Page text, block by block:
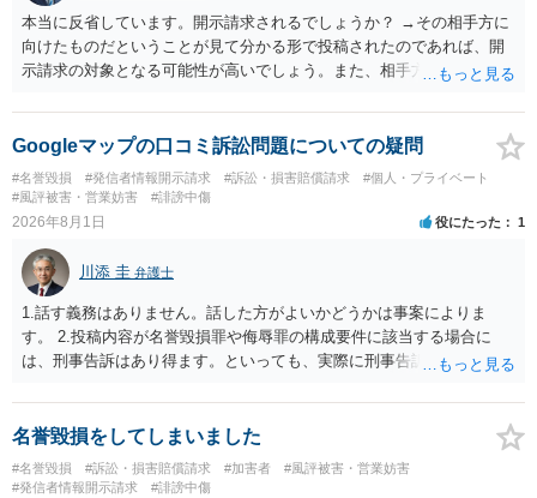
本当に反省しています。開示請求されるでしょうか？ →その相手方に
向けたものだということが見て分かる形で投稿されたのであれば、開
示請求の対象となる可能性が高いでしょう。また、相手方の投稿した
と存じます。発信者情報開示請求が進むと、投稿に使った回線の契約
者のところに、意見照会がなされます。アカウント情報開示の場合
は、アカウントの登録メールに意見照会がなされます。 また、された
場合賠償金はいくらでしょうか。 →ケースバイケースであり、数万円
から１００万単位まで様々でしょう。裁判外であれば交渉して相手方
Googleマップの口コミ訴訟問題についての疑問
#名誉毀損 #発信者情報開示請求 #訴訟・損害賠償請求
#個人・プライベート
#風評被害・営業妨害
#誹謗中傷
2026年8月1日 役にたった 1
川添 圭 弁護士
1.話す義務はありません。話した方がよいかどうかは事案によりま
す。 2.投稿内容が名誉毀損罪や侮辱罪の構成要件に該当する場合に
は、刑事告訴はあり得ます。といっても、実際に刑事告訴に動くかど
です。Googleは電話番号の開示請求もできることが多いので、少しで
も特定可能になるよう、複数ルートで開示請求が行われることが多い
です。さらにいえば、利用者からの口コミ投稿の場合、開示請求者は
ある程度対象者を特定できている（ただし証拠による裏付けか必要な
名誉毀損をしてしまいました
#名誉毀損 #訴訟・損害賠償請求 #加害者
#風評被害・営業妨害
#発信者情報開示請求
#誹謗中傷